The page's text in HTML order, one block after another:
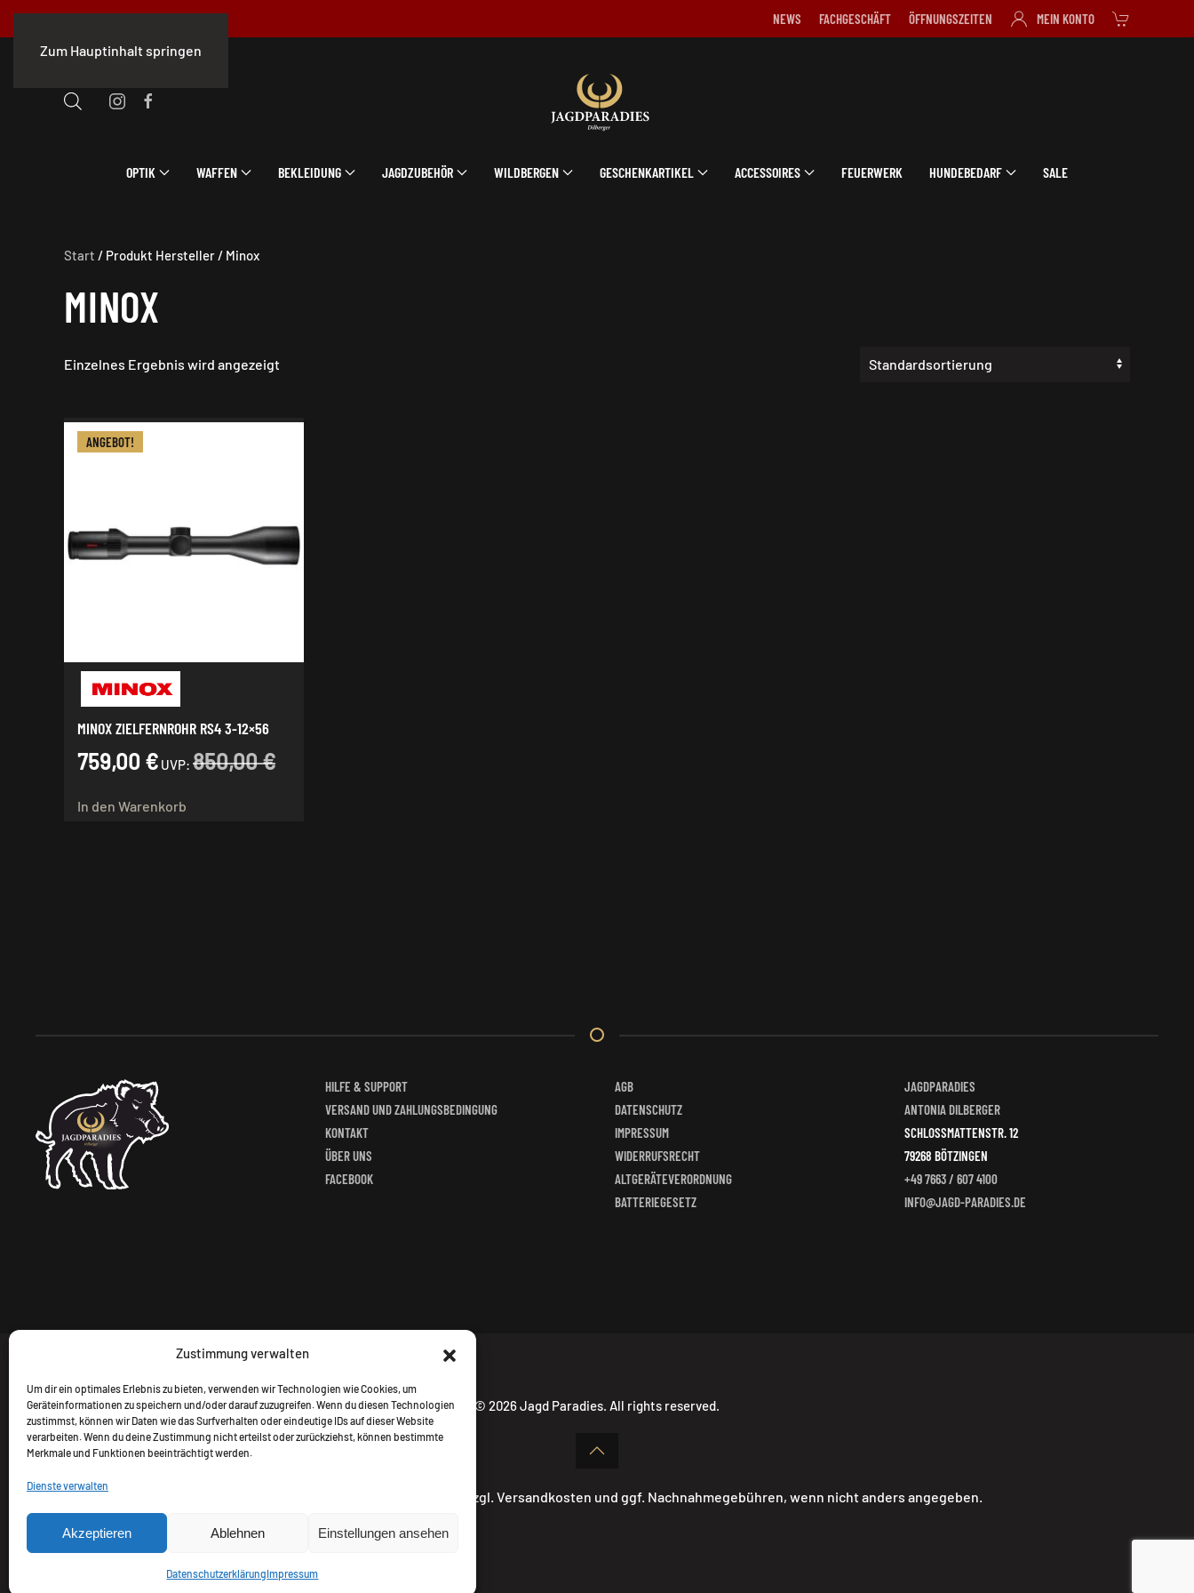
Zustimmung verwalten
Um dir ein optimales Erlebnis zu bieten, verwenden wir Technologien wie Cookies, um
Geräteinformationen zu speichern und/oder darauf zuzugreifen. Wenn du diesen Technologien
zustimmst, können wir Daten wie das Surfverhalten oder eindeutige IDs auf dieser Website
verarbeiten. Wenn du deine Zustimmung nicht erteilst oder zurückziehst, können bestimmte
Merkmale und Funktionen beeinträchtigt werden.
Dienste verwalten
Akzeptieren Ablehnen Einstellungen ansehen
DatenschutzerklärungImpressum
Zum Hauptinhalt springen
NEWS FACHGESCHÄFT ÖFFNUNGSZEITEN MEIN KONTO
OPTIK WAFFEN BEKLEIDUNG JAGDZUBEHÖR WILDBERGEN GESCHENKARTIKEL ACCESSOIRES FEUERWERK HUNDEBEDARF SALE
Start / Produkt Hersteller / Minox
MINOX
Einzelnes Ergebnis wird angezeigt
ANGEBOT!
MINOX ZIELFERNROHR RS4 3-12×56
759,00 € UVP: 850,00€
In den Warenkorb
HILFE & SUPPORT
VERSAND UND ZAHLUNGSBEDINGUNG
KONTAKT
ÜBER UNS
FACEBOOK
AGB
DATENSCHUTZ
IMPRESSUM
WIDERRUFSRECHT
ALTGERÄTEVERORDNUNG
BATTERIEGESETZ
JAGDPARADIES
ANTONIA DILBERGER
SCHLOSSMATTENSTR. 12
79268 BÖTZINGEN
+49 7663 / 607 4100
INFO@JAGD-PARADIES.DE
© 2026Jagd Paradies. All rights reserved.
Alle Preise inkl. gesetzl. Mehrwertsteuer zzgl. Versandkosten und ggf. Nachnahmegebühren, wenn nicht anders angegeben.